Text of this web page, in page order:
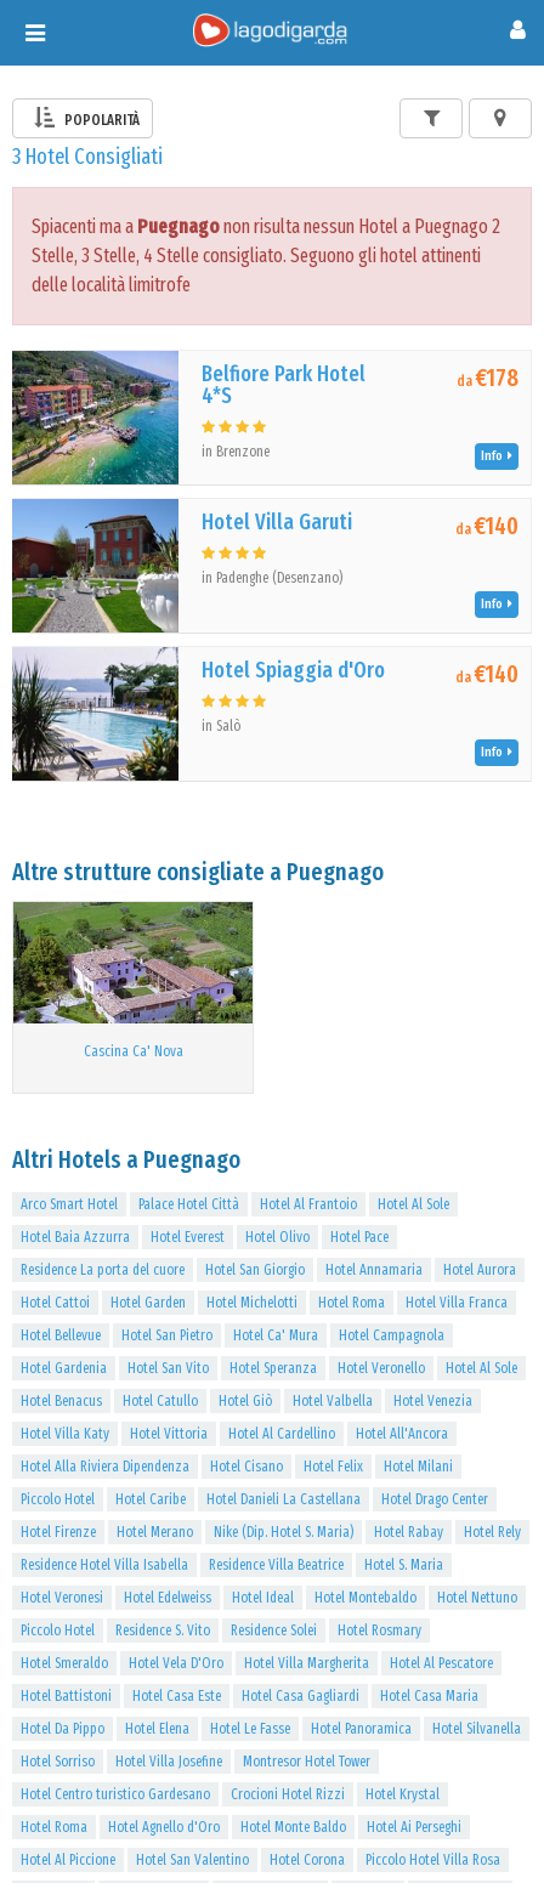
Toggle
navigation
POPOLARITÀ
3 Hotel Consigliati
Spiacenti ma a Puegnagonon risulta nessun Hotel a Puegnago 2
Stelle, 3 Stelle, 4 Stelle consigliato. Seguono gli hotel attinenti
delle località limitrofe
Belfiore Park Hotel
4*S
in Brenzone
da€178
Info
Hotel Villa Garuti
in Padenghe (Desenzano)
da€140
Info
Hotel Spiaggia d'Oro
in Salò
da€140
Info
Altre strutture consigliate a Puegnago
Cascina Ca' Nova
Altri Hotels a Puegnago
Arco Smart Hotel Palace Hotel Città Hotel Al Frantoio
Hotel Al Sole
Hotel Baia Azzurra
Hotel Everest Hotel Olivo
Hotel Pace
Residence La porta del cuore
Hotel San Giorgio Hotel Annamaria
Hotel Aurora
Hotel Cattoi
Hotel Garden Hotel Michelotti Hotel Roma
Hotel Villa Franca
Hotel Bellevue
Hotel San Pietro Hotel Ca' Mura
Hotel Campagnola
Hotel Gardenia
Hotel San Vito Hotel Speranza Hotel Veronello
Hotel Al Sole
Hotel Benacus
Hotel Catullo Hotel Giò Hotel Valbella
Hotel Venezia
Hotel Villa Katy
Hotel Vittoria Hotel Al Cardellino
Hotel All'Ancora
Hotel Alla Riviera Dipendenza
Hotel Cisano Hotel Felix
Hotel Milani
Piccolo Hotel
Hotel Caribe Hotel Danieli La Castellana
Hotel Drago Center
Hotel Firenze
Hotel Merano Nike (Dip. Hotel S. Maria) Hotel Rabay
Hotel Rely
Residence Hotel Villa Isabella
Residence Villa Beatrice
Hotel S. Maria
Hotel Veronesi
Hotel Edelweiss Hotel Ideal Hotel Montebaldo
Hotel Nettuno
Piccolo Hotel
Residence S. Vito Residence Solei
Hotel Rosmary
Hotel Smeraldo
Hotel Vela D'Oro Hotel Villa Margherita
Hotel Al Pescatore
Hotel Battistoni
Hotel Casa Este Hotel Casa Gagliardi
Hotel Casa Maria
Hotel Da Pippo
Hotel Elena Hotel Le Fasse Hotel Panoramica
Hotel Silvanella
Hotel Sorriso
Hotel Villa Josefine
Montresor Hotel Tower
Hotel Centro turistico Gardesano
Crocioni Hotel Rizzi
Hotel Krystal
Hotel Roma
Hotel Agnello d'Oro Hotel Monte Baldo
Hotel Ai Perseghi
Hotel Al Piccione
Hotel San Valentino Hotel Corona
Piccolo Hotel Villa Rosa